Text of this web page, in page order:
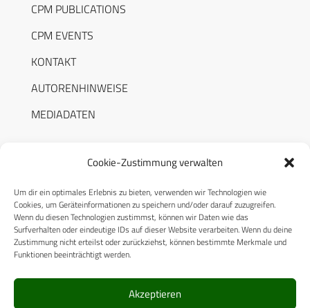
Cookie-Zustimmung verwalten
Um dir ein optimales Erlebnis zu bieten, verwenden wir Technologien wie
Cookies, um Geräteinformationen zu speichern und/oder darauf zuzugreifen.
Wenn du diesen Technologien zustimmst, können wir Daten wie das
Surfverhalten oder eindeutige IDs auf dieser Website verarbeiten. Wenn du deine
Zustimmung nicht erteilst oder zurückziehst, können bestimmte Merkmale und
Funktionen beeinträchtigt werden.
Akzeptieren
CPM PUBLICATIONS
CPM EVENTS
KONTAKT
AUTORENHINWEISE
MEDIADATEN
RECHTLICHES
Datenschutzerklärung
Cookie-Richtlinie (EU)